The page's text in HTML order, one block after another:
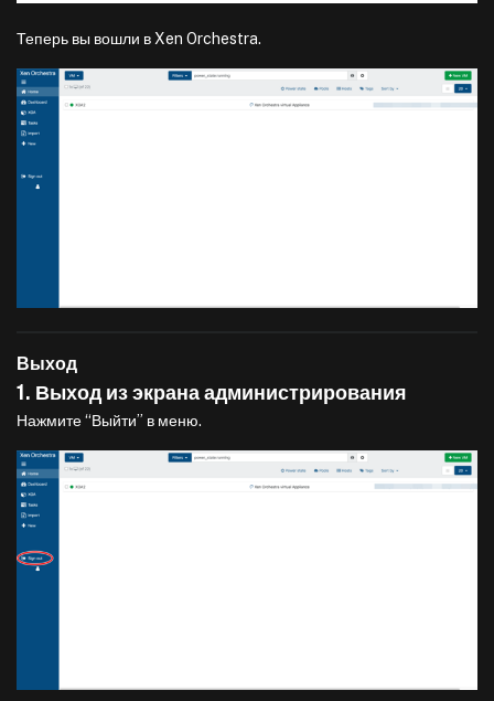
Теперь вы вошли в Xen Orchestra.
Выход
1. Выход из экрана администрирования
Нажмите “Выйти” в меню.